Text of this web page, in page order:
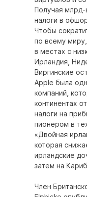
Получая млрд-
налоги в
Чтобы
по всему
в местах с
Ирландия,
Виргинские
Apple была
компаний,
континентах
налоги на
пионером в
«Двойная
которая
ирландские
затем на
Член